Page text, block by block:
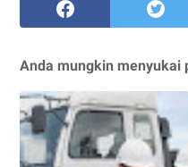
Anda mungkin menyukai